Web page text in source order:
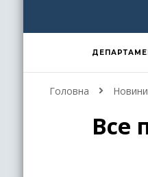
Головна Новини
Все